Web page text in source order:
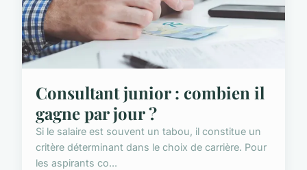
Consultant junior : combien il
gagne par jour ?
Si le salaire est souvent un tabou, il constitue un
critère déterminant dans le choix de carrière. Pour
les aspirants co...